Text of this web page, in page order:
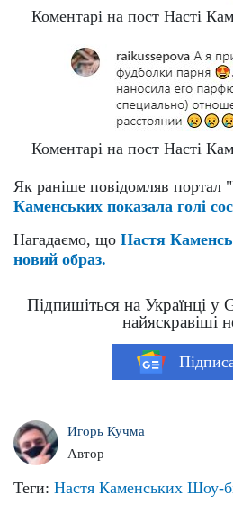
Коментарі на пост Насті
Коментарі на пост Насті
Як раніше повідомляв портал
Каменських показала голі
Нагадаємо, що Настя
новий образ.
Підпишіться на Українці у
найяскравіші
Игорь Кучма
Автор
Теги: Настя Каменських Шоу-